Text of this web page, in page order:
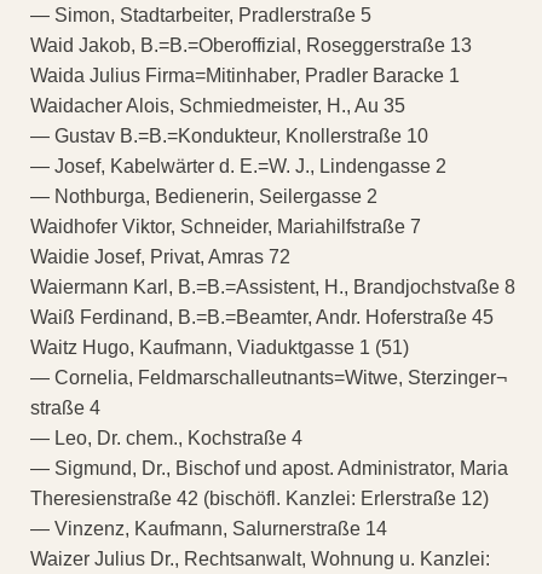
— Simon, Stadtarbeiter, Pradlerstraße 5
Waid Jakob, B.=B.=Oberoffizial, Roseggerstraße 13
Waida Julius Firma=Mitinhaber, Pradler Baracke 1
Waidacher Alois, Schmiedmeister, H., Au 35
— Gustav B.=B.=Kondukteur, Knollerstraße 10
— Josef, Kabelwärter d. E.=W. J., Lindengasse 2
— Nothburga, Bedienerin, Seilergasse 2
Waidhofer Viktor, Schneider, Mariahilfstraße 7
Waidie Josef, Privat, Amras 72
Waiermann Karl, B.=B.=Assistent, H., Brandjochstvaße 8
Waiß Ferdinand, B.=B.=Beamter, Andr. Hoferstraße 45
Waitz Hugo, Kaufmann, Viaduktgasse 1 (51)
— Cornelia, Feldmarschalleutnants=Witwe, Sterzinger¬
straße 4
— Leo, Dr. chem., Kochstraße 4
— Sigmund, Dr., Bischof und apost. Administrator, Maria
Theresienstraße 42 (bischöfl. Kanzlei: Erlerstraße 12)
— Vinzenz, Kaufmann, Salurnerstraße 14
Waizer Julius Dr., Rechtsanwalt, Wohnung u. Kanzlei: